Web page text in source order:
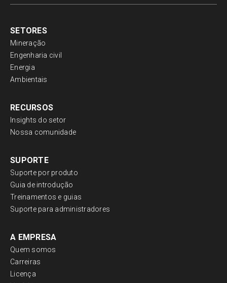
SETORES
Mineração
Engenharia civil
Energia
Ambientais
RECURSOS
Insights do setor
Nossa comunidade
SUPORTE
Suporte por produto
Guia de introdução
Treinamentos e guias
Suporte para administradores
A EMPRESA
Quem somos
Carreiras
Licença